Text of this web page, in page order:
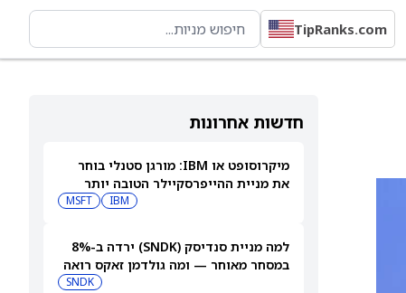
TipRanks.com
חדשות אחרונות
מיקרוסופט או IBM: מורגן סטנלי בוחר
את מניית ההייפרסקיילר הטובה יותר
IBM
MSFT
למה מניית סנדיסק (SNDK) ירדה ב-8%
במסחר מאוחר — ומה גולדמן זאקס רואה
SNDK